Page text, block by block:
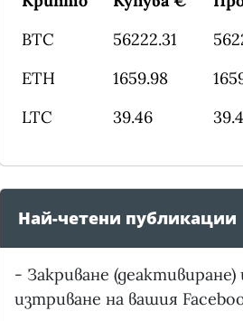
BTC
56222.31
ETH
1659.98
LTC
39.46
Най-четени публикации
- Закриване (деактивиране)
изтриване на вашия